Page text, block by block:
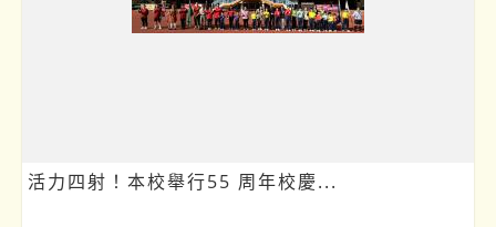
活力四射！本校舉行55 周年校慶...